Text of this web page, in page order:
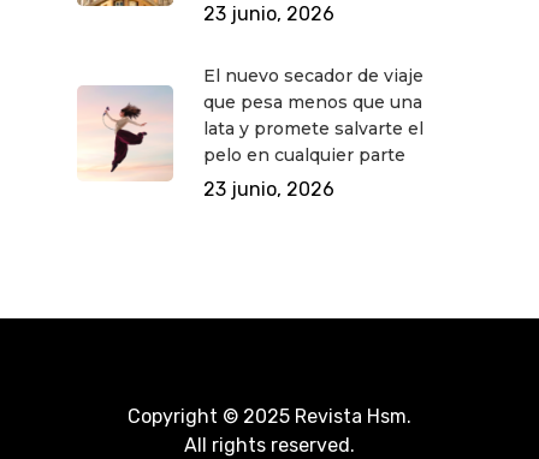
23 junio, 2026
El nuevo secador de viaje
que pesa menos que una
lata y promete salvarte el
pelo en cualquier parte
23 junio, 2026
Copyright © 2025 Revista Hsm.
All rights reserved.